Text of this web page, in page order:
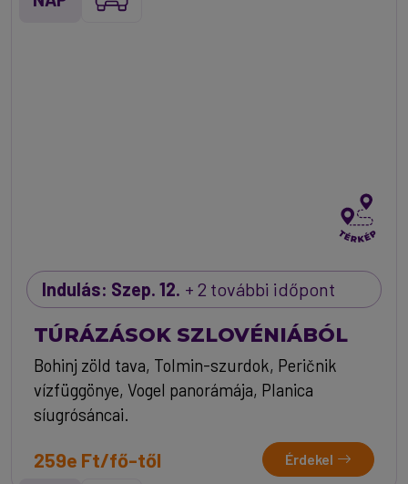
Indulás: Szep. 12. + 2 további időpont
TÚRÁZÁSOK SZLOVÉNIÁBÓL
Bohinj zöld tava, Tolmin-szurdok, Peričnik
vízfüggönye, Vogel panorámája, Planica
síugrósáncai.
259e Ft/fő-től Érdekel